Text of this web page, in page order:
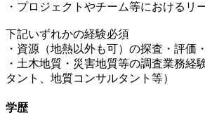
・プロジェクトやチーム等におけるリ
下記いずれかの経験必須
・資源（地熱以外も可）の探査・評価
・土木地質・災害地質等の調査業務経
タント、地質コンサルタント等）
学歴